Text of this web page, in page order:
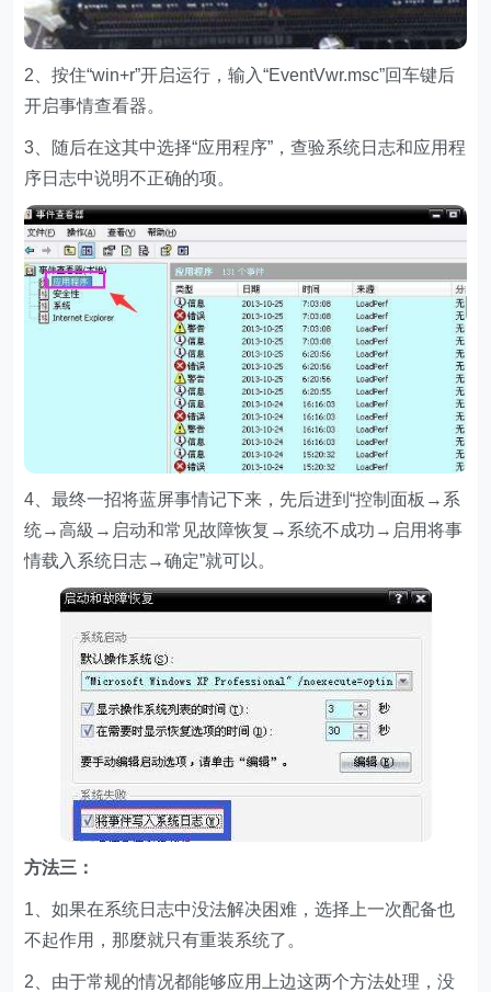
2、按住“win+r”开启运行，输入“EventVwr.msc”回车键后
开启事情查看器。
3、随后在这其中选择“应用程序”，查验系统日志和应用程
序日志中说明不正确的项。
4、最终一招将蓝屏事情记下来，先后进到“控制面板→系
统→高級→启动和常见故障恢复→系统不成功→启用将事
情载入系统日志→确定”就可以。
方法三：
1、如果在系统日志中没法解决困难，选择上一次配备也
不起作用，那麼就只有重装系统了。
2、由于常规的情况都能够应用上边这两个方法处理，没